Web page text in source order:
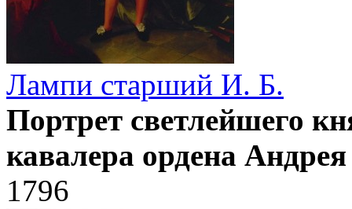
Лампи старший И. Б.
Портрет светлейшего
кавалера ордена
1796